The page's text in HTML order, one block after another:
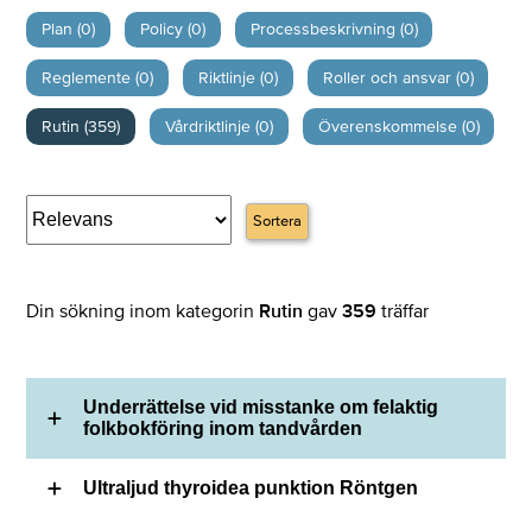
Plan (0) Policy (0) Processbeskrivning (0)
Reglemente (0) Riktlinje (0) Roller och ansvar (0)
Rutin (359) Vårdriktlinje (0) Överenskommelse (0)
Sortera
Din sökning inom kategorin Rutin gav359 träffar
Underrättelse vid misstanke om felaktig
folkbokföring inom tandvården
Ultraljud thyroidea punktion Röntgen